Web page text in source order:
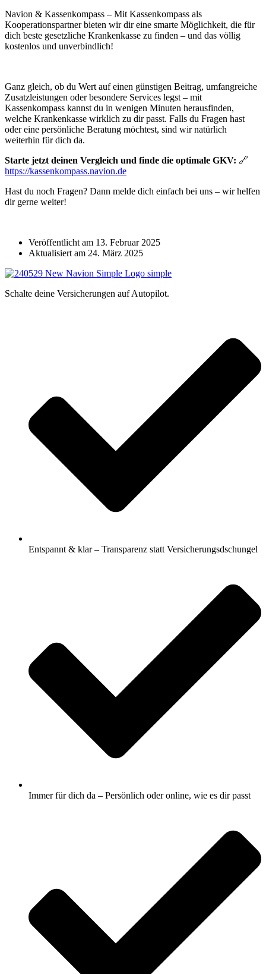
Navion & Kassenkompass – Mit Kassenkompass als
Kooperationspartner bieten wir dir eine smarte Möglichkeit, die für
dich beste gesetzliche Krankenkasse zu finden – und das völlig
kostenlos und unverbindlich!
Ganz gleich, ob du Wert auf einen günstigen Beitrag, umfangreiche
Zusatzleistungen oder besondere Services legst – mit
Kassenkompass kannst du in wenigen Minuten herausfinden,
welche Krankenkasse wirklich zu dir passt. Falls du Fragen hast
oder eine persönliche Beratung möchtest, sind wir natürlich
weiterhin für dich da.
Starte jetzt deinen Vergleich und finde die optimale GKV: 🔗
https://kassenkompass.navion.de
Hast du noch Fragen? Dann melde dich einfach bei uns – wir helfen
dir gerne weiter!
Veröffentlicht am 13. Februar 2025
Aktualisiert am 24. März 2025
Schalte deine Versicherungen auf Autopilot.
Entspannt & klar – Transparenz statt Versicherungsdschungel
Immer für dich da – Persönlich oder online, wie es dir passt